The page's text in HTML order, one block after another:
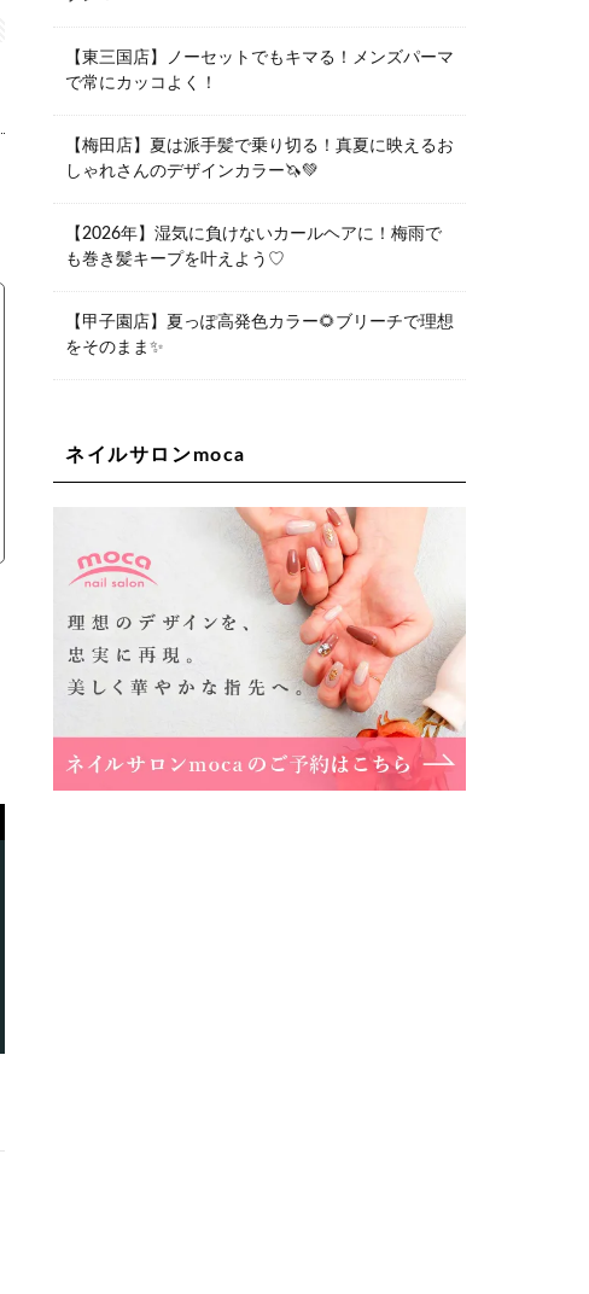
Lee堀江店
〒550-0014 大阪府大阪市西区北堀江1-
06-6563-9091
Lee四ツ橋店
大阪府大阪市西区新町1-5-7 四ツ橋ビル
Lee天王寺店
06-6537-9791
大阪市東淀川区瑞光1-4-1 カサデルドイ
Lee東三国店
大阪市淀川区東三国4-8-11 大拓ハイツ6
06-6395-9555
Lee布施店
大阪府東大阪市足代2丁目1-5 モンテノ
ーム布施1F
06-6748-0778
大阪府枚方市岡東町18-15 キューブ枚
方駅前ビル2F-A
【東三国店】ノーセットでもキマる！メンズパーマ
で常にカッコよく！
【梅田店】夏は派手髪で乗り切る！真夏に映えるお
しゃれさんのデザインカラー🦄💚
【2026年】湿気に負けないカールヘアに！梅雨で
も巻き髪キープを叶えよう♡
【甲子園店】夏っぽ高発色カラー🌻ブリーチで理想
をそのまま✨
ネイルサロンmoca